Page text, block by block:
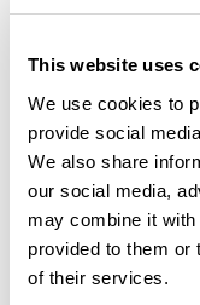
This website uses
We use cookies to
provide social
We also share
our social media,
may combine it with
provided to them or
of their services.
4,0• 1 avis
Très bon fléchage
L lhadi36688